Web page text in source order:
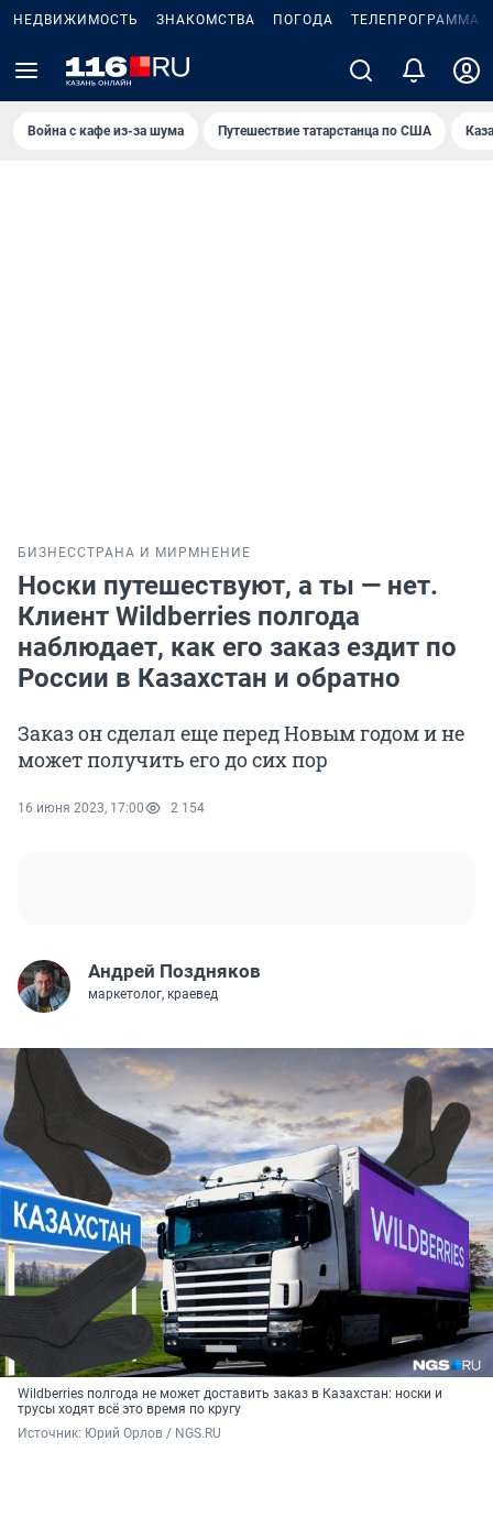
НЕДВИЖИМОСТЬ ЗНАКОМСТВА ПОГОДА ТЕЛЕПРОГРАММА
Война с кафе из-за шума Путешествие татарстанца по США
БИЗНЕССТРАНА И МИР МНЕНИЕ
Носки путешествуют, а ты — нет.
Клиент Wildberries полгода
наблюдает, как его заказ ездит по
России в Казахстан и обратно
Заказ он сделал еще перед Новым годом и не
может получить его до сих пор
16 июня 2023, 17:00 2 154
Андрей Поздняков
маркетолог, краевед
Wildberries полгода не может доставить заказ в Казахстан: носки и
трусы ходят всё это время по кругу
Источник: Юрий Орлов / NGS.RU